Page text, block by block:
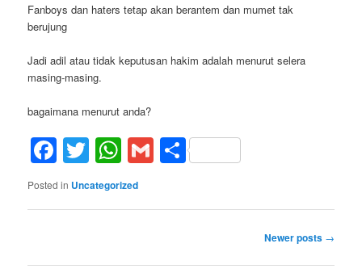
Fanboys dan haters tetap akan berantem dan mumet tak
berujung
Jadi adil atau tidak keputusan hakim adalah menurut selera
masing-masing.
bagaimana menurut anda?
Facebook
Twitter
WhatsApp
Gmail
Share
Posted in Uncategorized
Newer posts →